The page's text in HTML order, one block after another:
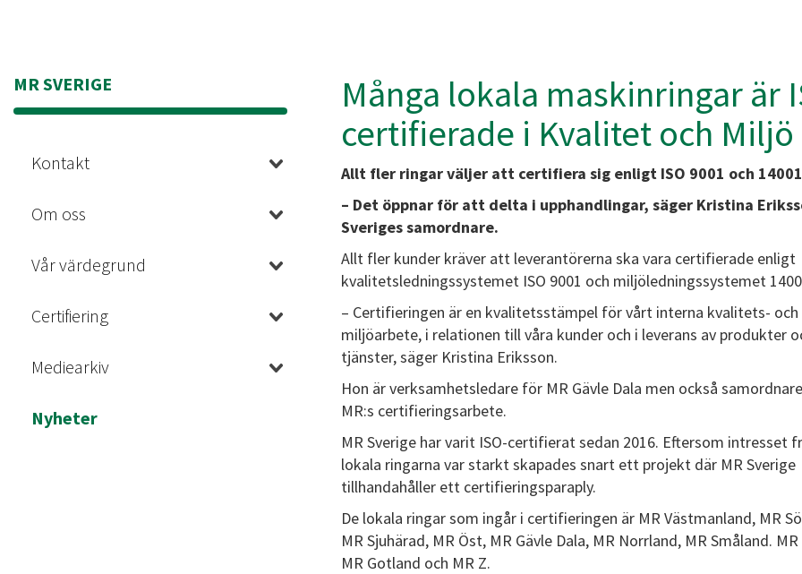
MR SVERIGE
Kontakt
Om oss
Vår värdegrund
Certifiering
Mediearkiv
Nyheter
Många lokala maskinringar är
certifierade i Kvalitet och Miljö
Allt fler ringar väljer att certifiera sig enligt ISO 9001 och
– Det öppnar för att delta i upphandlingar, säger Kristina
Sveriges samordnare.
Allt fler kunder kräver att leverantörerna ska vara certifierade enligt
kvalitetsledningssystemet ISO 9001 och miljöledningssystemet
– Certifieringen är en kvalitetsstämpel för vårt interna kvalitets- och
miljöarbete, i relationen till våra kunder och i leverans av produkter
tjänster, säger Kristina Eriksson.
Hon är verksamhetsledare för MR Gävle Dala men också
MR:s certifieringsarbete.
MR Sverige har varit ISO-certifierat sedan 2016. Eftersom intresset
lokala ringarna var starkt skapades snart ett projekt där MR Sverige
tillhandahåller ett certifieringsparaply.
De lokala ringar som ingår i certifieringen är MR Västmanland, MR
MR Sjuhärad, MR Öst, MR Gävle Dala, MR Norrland, MR Småland.
MR Gotland och MR Z.